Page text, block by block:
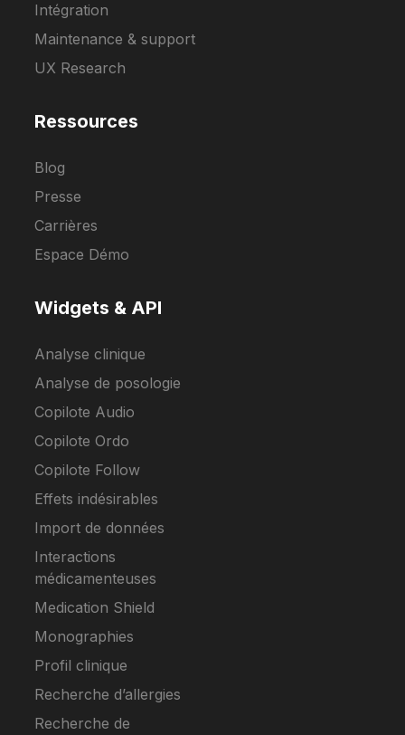
Intégration
Maintenance & support
UX Research
Ressources
Blog
Presse
Carrières
Espace Démo
Widgets & API
Analyse clinique
Analyse de posologie
Copilote Audio
Copilote Ordo
Copilote Follow
Effets indésirables
Import de données
Interactions
médicamenteuses
Medication Shield
Monographies
Profil clinique
Recherche d’allergies
Recherche de